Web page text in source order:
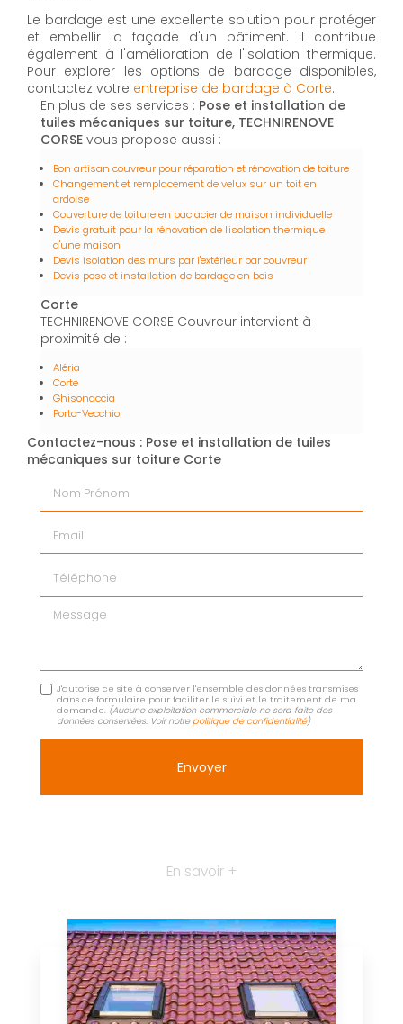
Le bardage est une excellente solution pour protéger
et embellir la façade d'un bâtiment. Il contribue
également à l'amélioration de l'isolation thermique.
Pour explorer les options de bardage disponibles,
contactez votre entreprise de bardage à Corte.
En plus de ses services : Pose et installation de
tuiles mécaniques sur toiture, TECHNIRENOVE
CORSE vous propose aussi :
Bon artisan couvreur pour réparation et rénovation de toiture
Changement et remplacement de velux sur un toit en
ardoise
Couverture de toiture en bac acier de maison individuelle
Devis gratuit pour la rénovation de l'isolation thermique
d'une maison
Devis isolation des murs par l'extérieur par couvreur
Devis pose et installation de bardage en bois
Corte
TECHNIRENOVE CORSE Couvreur intervient à
proximité de :
Aléria
Corte
Ghisonaccia
Porto-Vecchio
Contactez-nous : Pose et installation de tuiles
mécaniques sur toiture Corte
Message
J'autorise ce site à conserver l'ensemble des données transmises
dans ce formulaire pour faciliter le suivi et le traitement de ma
demande. (Aucune exploitation commerciale ne sera faite des
données conservées. Voir notrepolitique de confidentialité)
En savoir +